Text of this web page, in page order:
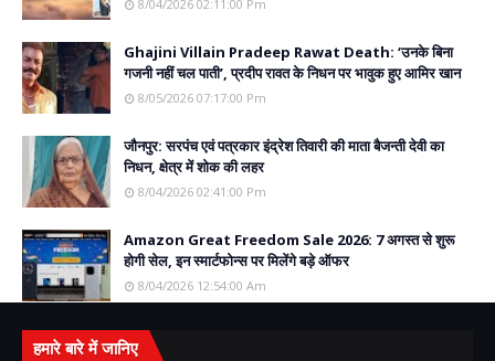
8/04/2026 02:11:00 Pm
Ghajini Villain Pradeep Rawat Death: ‘उनके बिना
गजनी नहीं चल पाती’, प्रदीप रावत के निधन पर भावुक हुए आमिर खान
8/05/2026 07:17:00 Pm
जौनपुर: सरपंच एवं पत्रकार इंद्रेश तिवारी की माता बैजन्ती देवी का
निधन, क्षेत्र में शोक की लहर
8/04/2026 02:41:00 Pm
Amazon Great Freedom Sale 2026: 7 अगस्त से शुरू
होगी सेल, इन स्मार्टफोन्स पर मिलेंगे बड़े ऑफर
8/04/2026 12:54:00 Am
हमारे बारे में जानिए